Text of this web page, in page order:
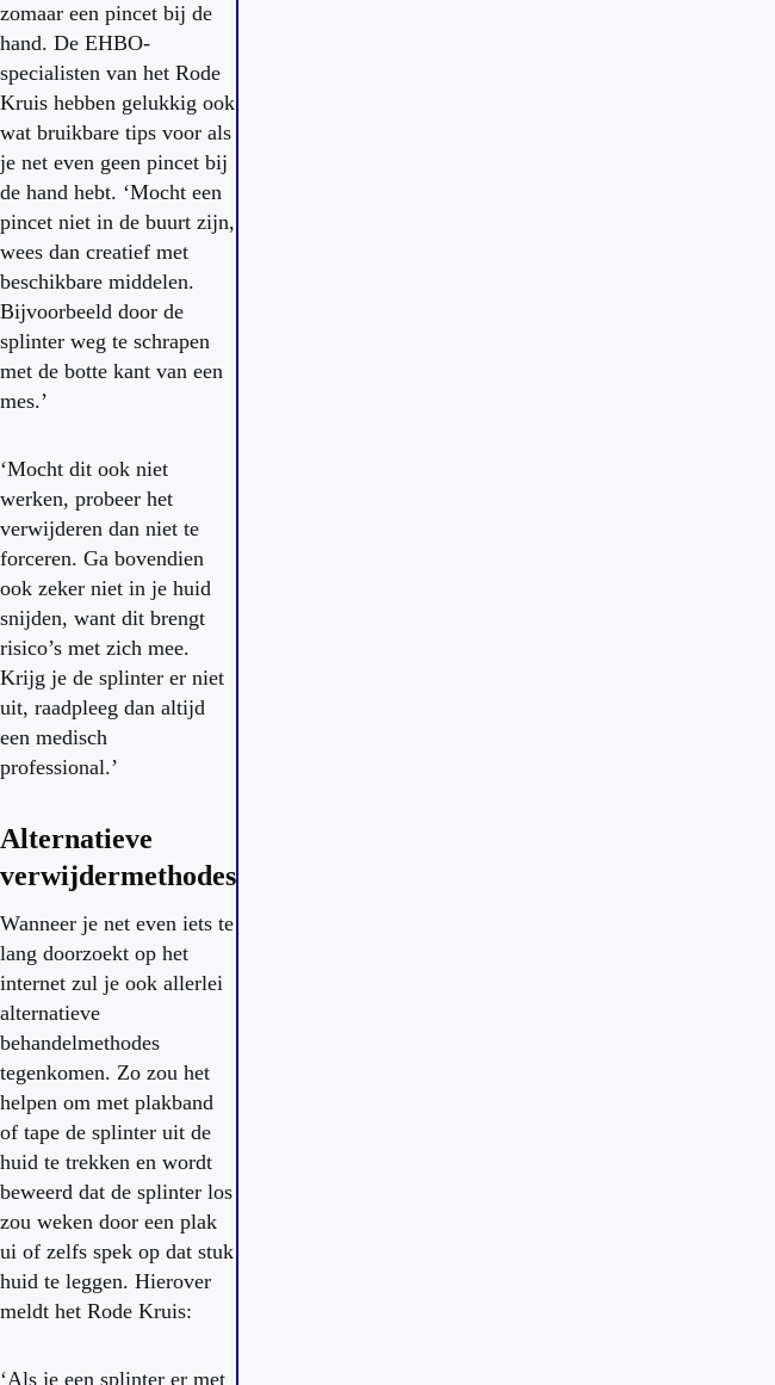
zomaar een pincet bij de
hand. De EHBO-
specialisten van het Rode
Kruis hebben gelukkig ook
wat bruikbare tips voor als
je net even geen pincet bij
de hand hebt. ‘Mocht een
pincet niet in de buurt zijn,
wees dan creatief met
beschikbare middelen.
Bijvoorbeeld door de
splinter weg te schrapen
met de botte kant van een
mes.’
‘Mocht dit ook niet
werken, probeer het
verwijderen dan niet te
forceren. Ga bovendien
ook zeker niet in je huid
snijden, want dit brengt
risico’s met zich mee.
Krijg je de splinter er niet
uit, raadpleeg dan altijd
een medisch
professional.’
Alternatieve
verwijdermethodes
Wanneer je net even iets te
lang doorzoekt op het
internet zul je ook allerlei
alternatieve
behandelmethodes
tegenkomen. Zo zou het
helpen om met plakband
of tape de splinter uit de
huid te trekken en wordt
beweerd dat de splinter los
zou weken door een plak
ui of zelfs spek op dat stuk
huid te leggen. Hierover
meldt het Rode Kruis:
‘Als je een splinter er met